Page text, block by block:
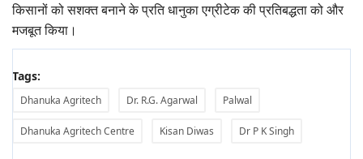
किसानों को सशक्त बनाने के प्रति धानुका एग्रीटेक की प्रतिबद्धता को और
मजबूत किया।
Tags:
Dhanuka Agritech Dr. R.G. Agarwal Palwal
Dhanuka Agritech Centre Kisan Diwas Dr P K Singh